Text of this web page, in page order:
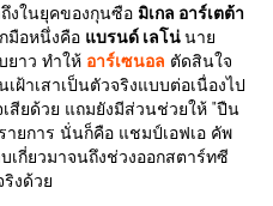
งในยุคของกุนซือ มิเกล อาร์เตต้า
มือหนึ่งคือ แบรนด์ เลโน่นาย
ยาว ทำให้ อาร์เซนอล ตัดสินใจ
ฝ้าเสาเป็นตัวจริงแบบต่อเนื่องไป
สียด้วย แถมยังมีส่วนช่วยให้ "ปืน
ายการ นั่นก็คือ แชมป์เอฟเอ คัพ
กี่ยวมาจนถึงช่วงออกสตาร์ทซี
งด้วย